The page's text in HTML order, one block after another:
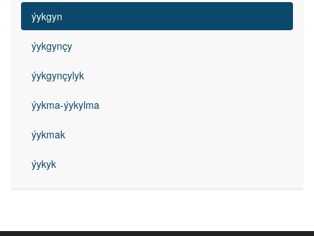
ýykgyn
ýykgynçy
ýykgynçylyk
ýykma-ýykylma
ýykmak
ýykyk